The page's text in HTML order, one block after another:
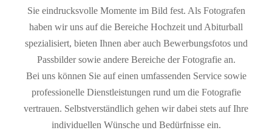
Sie eindrucksvolle Momente im Bild fest. Als Fotografen
haben wir uns auf die Bereiche Hochzeit und Abiturball
spezialisiert, bieten Ihnen aber auch Bewerbungsfotos und
Passbilder sowie andere Bereiche der Fotografie an.
Bei uns können Sie auf einen umfassenden Service sowie
professionelle Dienstleistungen rund um die Fotografie
vertrauen. Selbstverständlich gehen wir dabei stets auf Ihre
individuellen Wünsche und Bedürfnisse ein.